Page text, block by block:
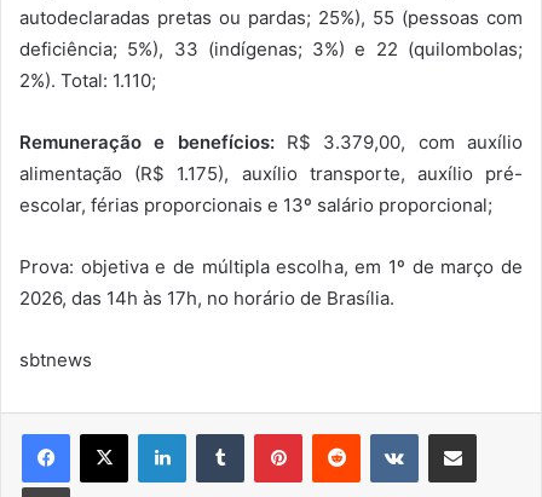
autodeclaradas pretas ou pardas; 25%), 55 (pessoas com
deficiência; 5%), 33 (indígenas; 3%) e 22 (quilombolas;
2%). Total: 1.110;
Remuneração e benefícios:R$ 3.379,00, com auxílio
alimentação (R$ 1.175), auxílio transporte, auxílio pré-
escolar, férias proporcionais e 13º salário proporcional;
Prova: objetiva e de múltipla escolha, em 1º de março de
2026, das 14h às 17h, no horário de Brasília.
sbtnews
LinkedinTumblr PinterestReddit VK Compartilhar via e-mail
Imprimir